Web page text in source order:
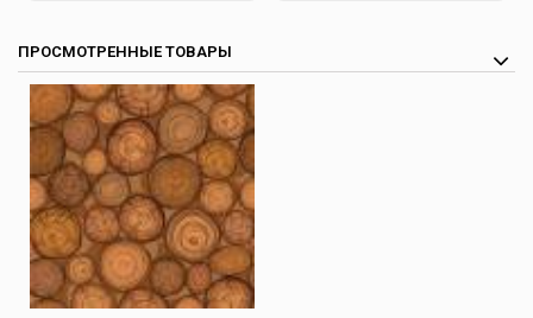
ПРОСМОТРЕННЫЕ ТОВАРЫ